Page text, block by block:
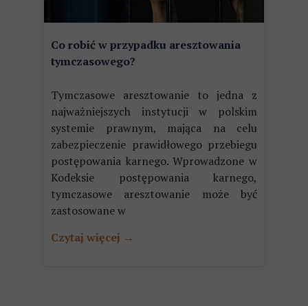
Co robić w przypadku aresztowania
tymczasowego?
Tymczasowe aresztowanie to jedna z
najważniejszych instytucji w polskim
systemie prawnym, mająca na celu
zabezpieczenie prawidłowego przebiegu
postępowania karnego. Wprowadzone w
Kodeksie postępowania karnego,
tymczasowe aresztowanie może być
zastosowane w
Czytaj więcej →